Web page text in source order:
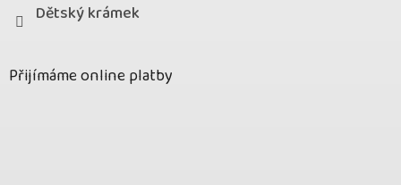
Dětský krámek
Přijímáme online platby